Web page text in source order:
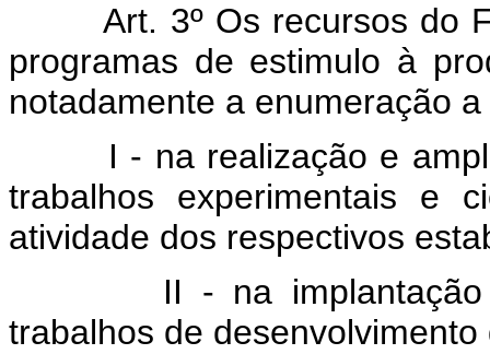
Art. 3º Os recursos do
programas de estimulo à
notadamente a enumeração
I - na realização e
trabalhos experimentais e
atividade dos respectivos
II - na
trabalhos de